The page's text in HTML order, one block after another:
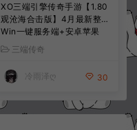
XO三端引擎传奇手游【1.80
观沧海合击版】4月最新整理
Win一键服务端+安卓苹果
+详细搭建教程
三端传奇
冷雨泽ღ 30